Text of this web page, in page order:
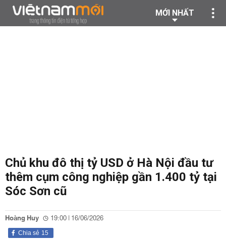
MỚI NHẤT
Chủ khu đô thị tỷ USD ở Hà Nội đầu tư
thêm cụm công nghiệp gần 1.400 tỷ tại
Sóc Sơn cũ
Hoàng Huy 19:00 | 16/06/2026
15
Chia sẻ